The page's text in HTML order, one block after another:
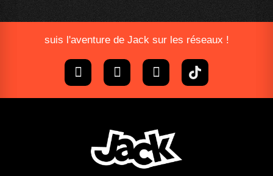
suis l'aventure de Jack sur les réseaux !